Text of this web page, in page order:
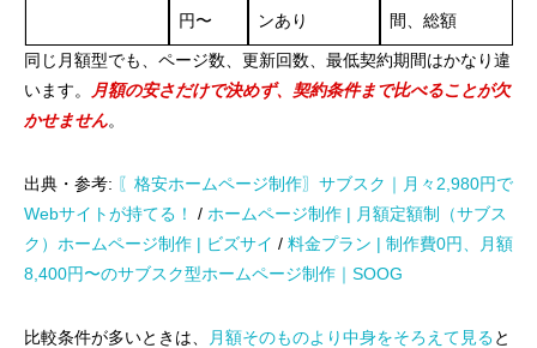
円〜
ンあり
間、総額
同じ月額型でも、ページ数、更新回数、最低契約期間はかなり違
います。
月額の安さだけで決めず、契約条件まで比べることが欠
かせません。
出典・参考: 〖格安ホームページ制作〗サブスク｜月々2,980円で
Webサイトが持てる！
/ ホームページ制作 | 月額定額制（サブス
ク）ホームページ制作 | ビズサイ / 料金プラン | 制作費0円、月額
8,400円〜のサブスク型ホームページ制作｜SOOG
比較条件が多いときは、 月額そのものより中身をそろえて見ると